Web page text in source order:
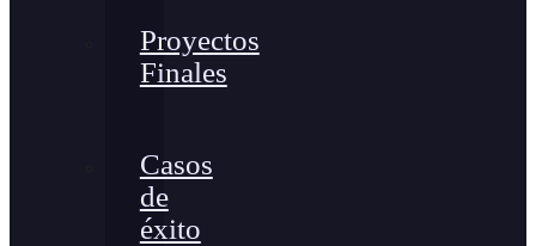
Proyectos
Finales
Casos
de
éxito